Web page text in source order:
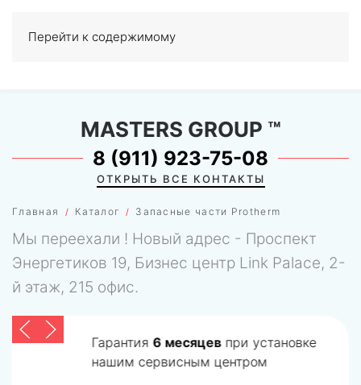
Перейти к содержимому
0
Главная Каталог Запасные части Protherm
MASTERS GROUP ™
8 (911) 923-75-08
ОТКРЫТЬ ВСЕ КОНТАКТЫ
Мы переехали ! Новый адрес - Проспект
Энергетиков 19, Бизнес центр Link Palace, 2-
й этаж, 215 офис.
Гарантия 6 месяцевпри установке
нашим сервисным центром